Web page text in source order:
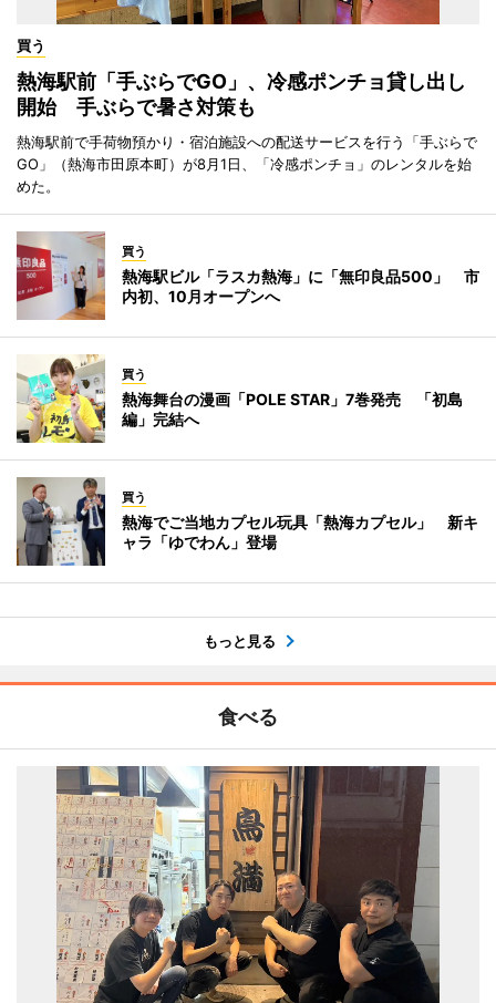
買う
熱海駅前「手ぶらでGO」、冷感ポンチョ貸し出し
開始 手ぶらで暑さ対策も
熱海駅前で手荷物預かり・宿泊施設への配送サービスを行う「手ぶらで
GO」（熱海市田原本町）が8月1日、「冷感ポンチョ」のレンタルを始
めた。
買う
熱海駅ビル「ラスカ熱海」に「無印良品500」 市
内初、10月オープンへ
買う
熱海舞台の漫画「POLE STAR」7巻発売 「初島
編」完結へ
買う
熱海でご当地カプセル玩具「熱海カプセル」 新キ
ャラ「ゆでわん」登場
もっと見る
食べる